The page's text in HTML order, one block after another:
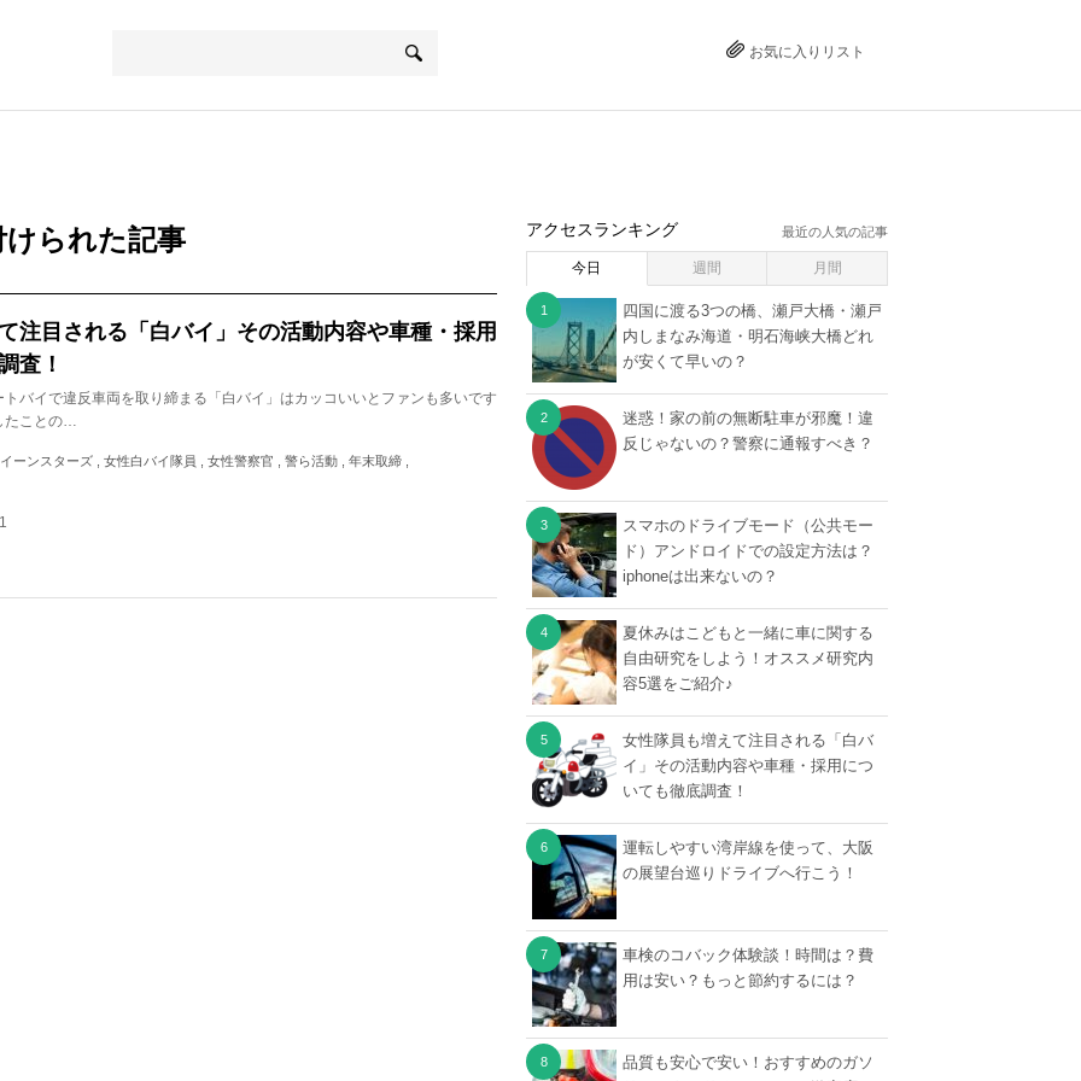
お気に入りリスト
られた記事
注目される「白バイ」その活動内容や車種・採用
査！
バイで違反車両を取り締まる「白バイ」はカッコいいとファンも多いです
たことの…
ーンスターズ , 女性白バイ隊員 , 女性警察官 , 警ら活動 , 年末取締 ,
アクセスランキング 最近の人気の記事
今日 週間 月間
四国に渡る3つの橋、瀬戸大橋・瀬戸
内しまなみ海道・明石海峡大橋どれ
が安くて早いの？
迷惑！家の前の無断駐車が邪魔！違
反じゃないの？警察に通報すべき？
スマホのドライブモード（公共モー
ド）アンドロイドでの設定方法は？
iphoneは出来ないの？
夏休みはこどもと一緒に車に関する
自由研究をしよう！オススメ研究内
容5選をご紹介♪
女性隊員も増えて注目される「白バ
イ」その活動内容や車種・採用につ
いても徹底調査！
運転しやすい湾岸線を使って、大阪
の展望台巡りドライブへ行こう！
車検のコバック体験談！時間は？費
用は安い？もっと節約するには？
品質も安心で安い！おすすめのガソ